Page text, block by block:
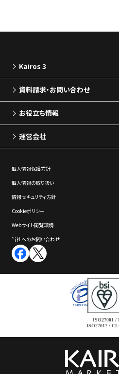
ISO27001 /
ISO27017 /
Kairos 3
資料請求・お問い合わせ
お役立ち情報
運営会社
個⼈情報保護⽅針
個⼈情報の取り扱い
情報セキュリティ⽅針
Cookieポリシー
Webサイト閲覧環境
当社へのお問い合わせ